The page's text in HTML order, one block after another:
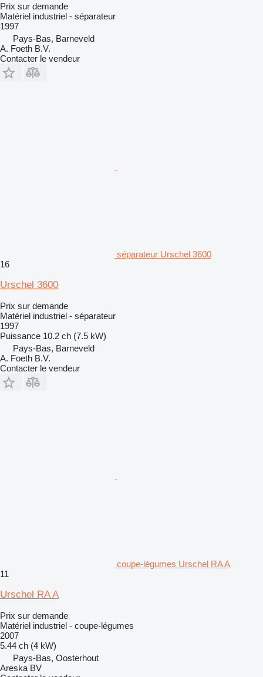
Prix sur demande
Matériel industriel - séparateur
1997
Pays-Bas, Barneveld
A. Foeth B.V.
Contacter le vendeur
séparateur Urschel 3600
16
Urschel 3600
Prix sur demande
Matériel industriel - séparateur
1997
Puissance 10.2 ch (7.5 kW)
Pays-Bas, Barneveld
A. Foeth B.V.
Contacter le vendeur
coupe-légumes Urschel RA A
11
Urschel RA A
Prix sur demande
Matériel industriel - coupe-légumes
2007
5.44 ch (4 kW)
Pays-Bas, Oosterhout
Areska BV